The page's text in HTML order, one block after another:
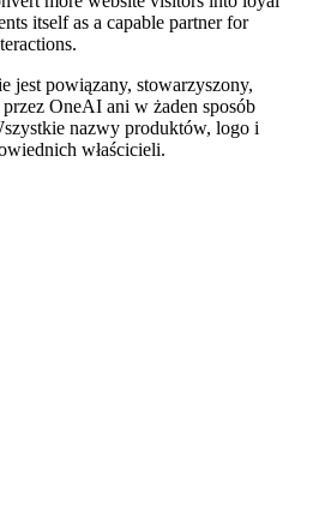
itself as a capable partner for
jest powiązany, stowarzyszony,
OneAI ani w żaden sposób
nazwy produktów, logo i
właścicieli.